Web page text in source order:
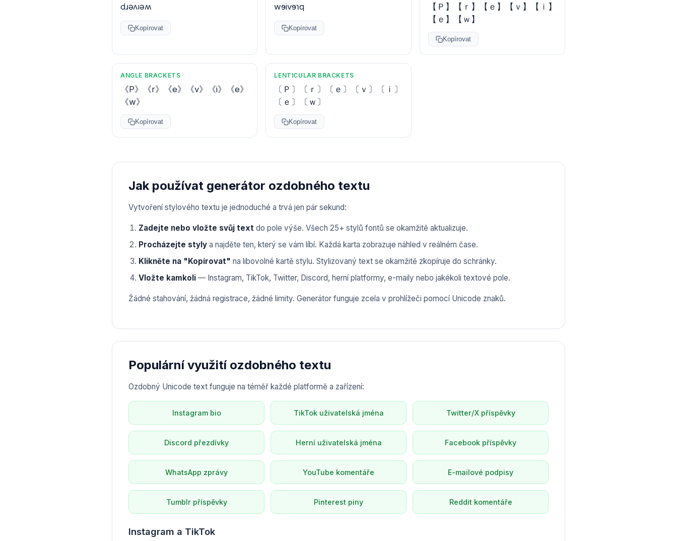
dɹǝʌıǝʍ
Kopírovat
wɘivɘɿq
Kopírovat
【Ｐ】【ｒ】【ｅ】【ｖ】【ｉ】
【ｅ】【ｗ】
Kopírovat
ANGLE BRACKETS
《P》《r》《e》《v》《i》《e》
《w》
Kopírovat
LENTICULAR BRACKETS
〔Ｐ〕〔ｒ〕〔ｅ〕〔ｖ〕〔ｉ〕
〔ｅ〕〔ｗ〕
Kopírovat
Jak používat generátor ozdobného textu
Vytvoření stylového textu je jednoduché a trvá jen pár sekund:
Zadejte nebo vložte svůj text do pole výše. Všech 25+ stylů fontů se okamžitě aktualizuje.
Procházejte styly a najděte ten, který se vám líbí. Každá karta zobrazuje náhled v reálném čase.
Klikněte na "Kopírovat" na libovolné kartě stylu. Stylizovaný text se okamžitě zkopíruje do schránky.
Vložte kamkoli — Instagram, TikTok, Twitter, Discord, herní platformy, e-maily nebo jakékoli textové pole.
Žádné stahování, žádná registrace, žádné limity. Generátor funguje zcela v prohlížeči pomocí Unicode znaků.
Populární využití ozdobného textu
Ozdobný Unicode text funguje na téměř každé platformě a zařízení:
Instagram bio TikTok uživatelská jména Twitter/X příspěvky
Discord přezdívky Herní uživatelská jména Facebook příspěvky
WhatsApp zprávy YouTube komentáře E-mailové podpisy
Tumblr příspěvky Pinterest piny Reddit komentáře
Instagram a TikTok